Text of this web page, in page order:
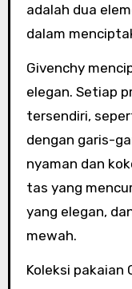
adalah dua
dalam
Givenchy
elegan. Setiap
tersendiri,
dengan garis-
nyaman dan
tas yang
yang elegan,
mewah.
Koleksi pakaian